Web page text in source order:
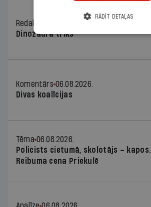
Redaktores sleja
Dinozaura triks
Komentārs 06.08.2026.
Divas koalīcijas
Tēma 06.08.2026.
Policists cietumā, skolotājs – kapos.
Reibuma cena Priekulē
RĀDĪT DETAĻAS